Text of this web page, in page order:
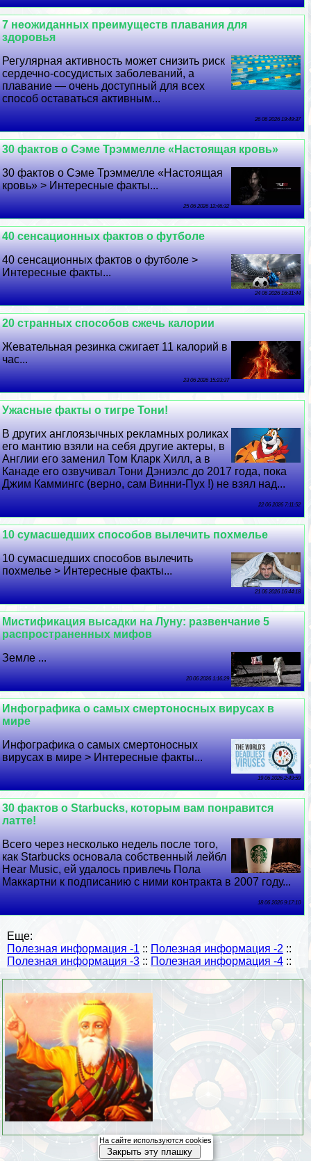
7 неожиданных преимуществ плавания для
здоровья
Регулярная активность может снизить риск
сердечно-сосудистых заболеваний, а
плавание — очень доступный для всех
способ оставаться активным...
26 06 2026 19:49:37
30 фактов о Сэме Трэммелле «Настоящая кровь»
30 фактов о Сэме Трэммелле «Настоящая
кровь» > Интересные факты...
25 06 2026 12:46:32
40 сенсационных фактов о футболе
40 сенсационных фактов о футболе >
Интересные факты...
24 06 2026 16:31:44
20 странных способов сжечь калории
Жевательная резинка сжигает 11 калорий в
час...
23 06 2026 15:23:37
Ужасные факты о тигре Тони!
В других англоязычных рекламных роликах
его мантию взяли на себя другие актеры, в
Англии его заменил Том Кларк Хилл, а в
Канаде его озвучивал Тони Дэниэлс до 2017 года, пока
Джим Каммингс (верно, сам Винни-Пух !) не взял над...
22 06 2026 7:11:52
10 cyмacшедших способов вылечить похмелье
10 cyмacшедших способов вылечить
похмелье > Интересные факты...
21 06 2026 16:44:18
Мистификация высадки на Луну: развенчание 5
распространенных мифов
Земле ...
20 06 2026 1:16:29
Инфографика о самых cмepтоносных вирусах в
мире
Инфографика о самых cмepтоносных
вирусах в мире > Интересные факты...
19 06 2026 2:49:59
30 фактов о Starbucks, которым вам понравится
латте!
Всего через несколько недель после того,
как Starbucks основала собственный лейбл
Hear Music, ей удалось привлечь Пола
Маккартни к подписанию с ними контpaкта в 2007 году...
18 06 2026 9:17:10
Еще:
Полезная информация -1 :: Полезная информация -2 ::
Полезная информация -3 :: Полезная информация -4 ::
На сайте используются cookies
Закрыть эту плашку